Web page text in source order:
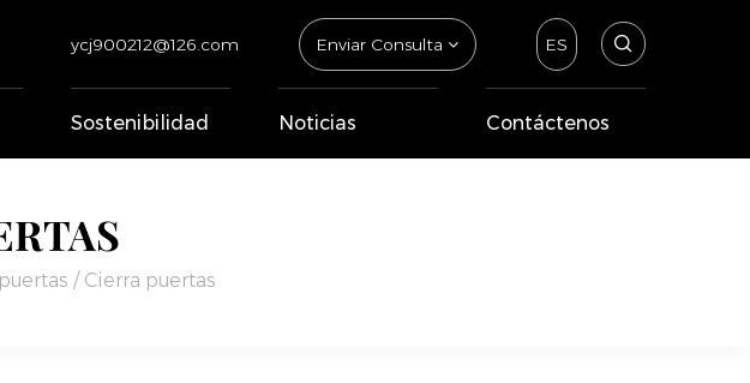
ycj900212@126.com Enviar Consulta ES
Sostenibilidad Noticias Contáctenos
/ Cierra puertas